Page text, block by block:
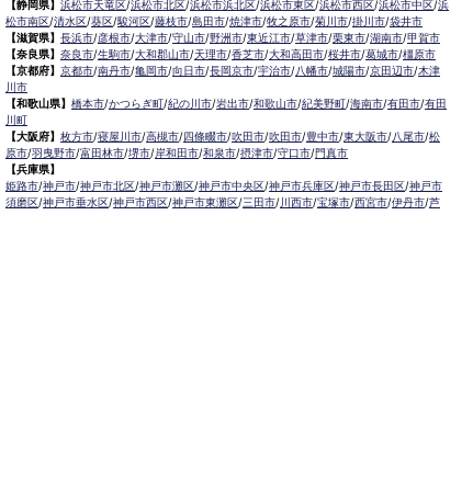
【静岡県】 浜松市天竜区/浜松市北区/浜松市浜北区/浜松市東区/浜松市西区/浜松市中区/浜
松市南区/清水区/葵区/駿河区/藤枝市/島田市/焼津市/牧之原市/菊川市/掛川市/袋井市
【滋賀県】 長浜市/彦根市/大津市/守山市/野洲市/東近江市/草津市/栗東市/湖南市/甲賀市
【奈良県】 奈良市/生駒市/大和郡山市/天理市/香芝市/大和高田市/桜井市/葛城市/橿原市
【京都府】 京都市/南丹市/亀岡市/向日市/長岡京市/宇治市/八幡市/城陽市/京田辺市/木津
川市
【和歌山県】 橋本市/かつらぎ町/紀の川市/岩出市/和歌山市/紀美野町/海南市/有田市/有田
川町
【大阪府】 枚方市/寝屋川市/高槻市/四條畷市/吹田市/吹田市/豊中市/東大阪市/八尾市/松
原市/羽曳野市/富田林市/堺市/岸和田市/和泉市/摂津市/守口市/門真市
【兵庫県】
姫路市/神戸市/神戸市北区/神戸市灘区/神戸市中央区/神戸市兵庫区/神戸市長田区/神戸市
須磨区/神戸市垂水区/神戸市西区/神戸市東灘区/三田市/ 川西市/宝塚市/西宮市/伊丹市/芦